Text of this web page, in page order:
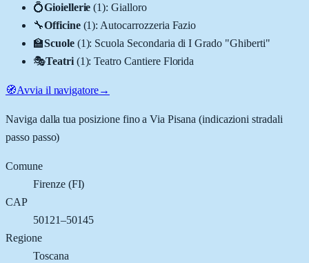
💍Gioiellerie (1):Gialloro
🔧Officine (1): Autocarrozzeria Fazio
🏫Scuole (1): Scuola Secondaria di I Grado "Ghiberti"
🎭Teatri (1):Teatro Cantiere Florida
🧭Avvia il navigatore→
Naviga dalla tua posizione fino aVia Pisana (indicazioni stradali
passo passo)
Comune
Firenze(FI)
CAP
50121–50145
Regione
Toscana